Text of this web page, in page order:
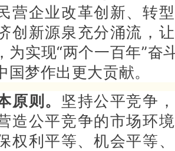
营企业改革创新、转
创新源泉充分涌流，
为实现“两个一百年”奋
国梦作出更大贡献。
原则。 坚持公平竞争
造公平竞争的市场环
权利平等、机会平等